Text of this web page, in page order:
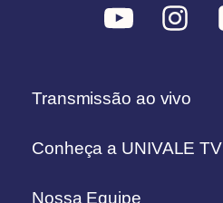
Transmissão ao vivo
Conheça a UNIVALE TV
Nossa Equipe